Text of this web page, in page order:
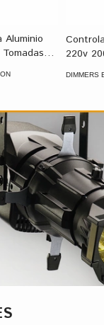
Aluminio
220v
DIMMERS